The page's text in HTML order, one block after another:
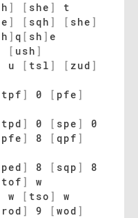
] [ she ]
t
] [ sqh ] [ she ]
] q [ sh ] e
[ ush ]
u [ tsl ] [ zud ]
tpf ] 0 [ pfe ]
tpd ] 0 [ spe ]
0
pfe ] 8 [ qpf ]
ped ] 8 [ sqp ]
8
tof ]
w
w [ tso ]
w
rod ] 9 [ wod ]